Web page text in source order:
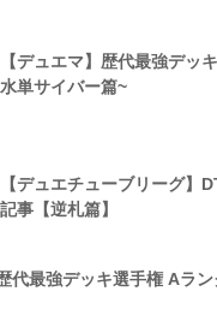
【デュエマ】歴代最強デッ
水単サイバー篇~
【デュエチューブリーグ】
記事【逆札篇】
代最強デッキ選手権 Aラ